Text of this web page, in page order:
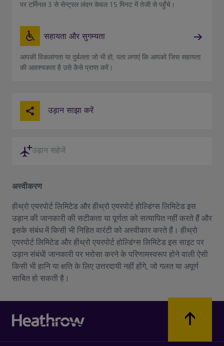
पर टर्मिनल 3 से सेन्ट्रल लंदन केवल 15 मिनट में तेजी से पहुँचे।
सहायता और सुगम्यता
आपकी विकलांगता या दुर्बलता जो भी हो, पता लगाएं कि आपको जिस सहायता
की आवश्यकता है उसे कैसे प्राप्त करें।
उड़ान साझा करें
उड़ान सहेजें
अस्वीकरण
हीथ्रो एयरपोर्ट लिमिटेड और हीथ्रो एयरपोर्ट होल्डिंग्स लिमिटेड इस
उड़ान की जानकारी की सटीकता या पूर्णता को सत्यापित नहीं करते हैं और
इसके संबंध में किसी भी निहित वारंटी को अस्वीकार करते हैं। हीथ्रो
एयरपोर्ट लिमिटेड और हीथ्रो एयरपोर्ट होल्डिंग्स लिमिटेड इस साइट पर
उड़ान संबंधी जानकारी पर भरोसा करने के परिणामस्वरूप होने वाली ऐसी
किसी भी हानि या क्षति के लिए उत्तरदायी नहीं होंगे, जो गलत या अपूर्ण
साबित हो सकती है।